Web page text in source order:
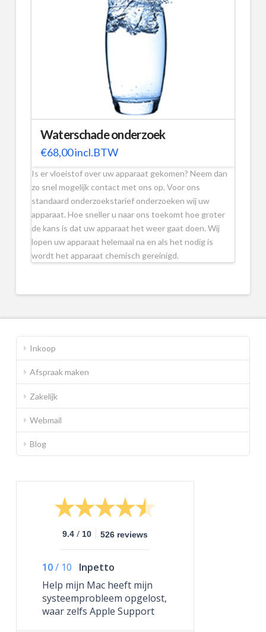
Waterschade onderzoek
€68,00incl.BTW
Is er vloeistof over uw apparaat gekomen? Neem dan
zo snel mogelijk contact met ons op. Voor ons
standaard onderzoekstarief onderzoeken wij uw
apparaat. Hoe sneller u naar ons toekomt hoe groter
de kans is dat uw apparaat het weer gaat doen. Wij
lopen uw apparaat helemaal na en als het nodig is
wordt het apparaat chemisch gereinigd.
Inkoop
Afspraak maken
Zakelijk
Webmail
Blog
9.4 / 10 526 reviews
10/ 10
Inpetto
Help mijn Mac heeft mijn
systeemprobleem opgelost,
waar zelfs Apple Support